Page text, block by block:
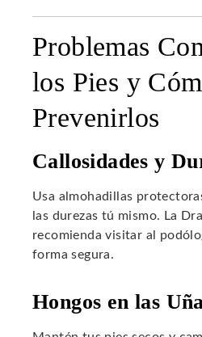
Problemas
los Pies y
Prevenirlos
Callosidades y
Usa almohadillas
las durezas tú mismo. La
recomienda visitar al
forma segura.
Hongos en las